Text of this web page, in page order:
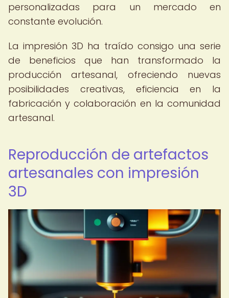
personalizadas para un mercado en
constante evolución.
La impresión 3D ha traído consigo una serie
de beneficios que han transformado la
producción artesanal, ofreciendo nuevas
posibilidades creativas, eficiencia en la
fabricación y colaboración en la comunidad
artesanal.
Reproducción de artefactos
artesanales con impresión
3D